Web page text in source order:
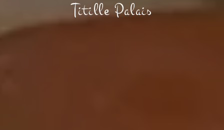
Titille Palais